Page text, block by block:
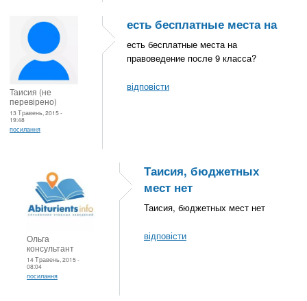
Таисия (не
перевірено)
13 Травень, 2015 -
19:48
посилання
есть бесплатные места на
есть бесплатные места на
правоведение после 9 класса?
відповісти
Ольга
консультант
14 Травень, 2015 -
08:04
посилання
Таисия, бюджетных
мест нет
Таисия, бюджетных мест нет
відповісти